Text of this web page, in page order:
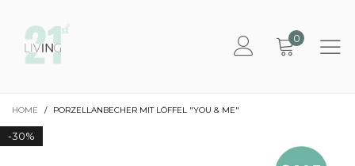
0
HOME / PORZELLANBECHER MIT LÖFFEL "YOU & ME"
-30%